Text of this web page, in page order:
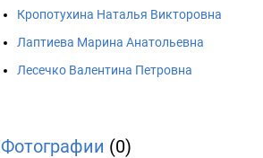
Кропотухина Наталья Викторовна
Лаптиева Марина Анатольевна
Лесечко Валентина Петровна
Фотографии (0)